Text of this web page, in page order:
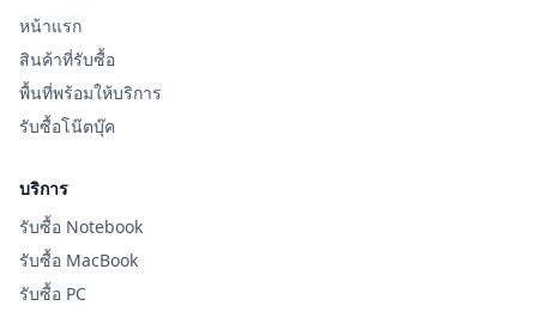
หน้าแรก
สินค้าที่รับซื้อ
พื้นที่พร้อมให้บริการ
รับซื้อโน๊ตบุ๊ค
บริการ
รับซื้อ Notebook
รับซื้อ MacBook
รับซื้อ PC